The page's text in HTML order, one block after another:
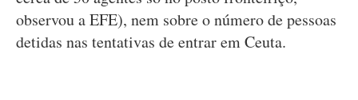
observou a EFE), nem sobre o número de pessoas
detidas nas tentativas de entrar em Ceuta.